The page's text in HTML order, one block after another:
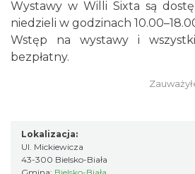
Wystawy w Willi Sixta są
niedzieli w godzinach
Wstęp na wystawy i
bezpłatny.
Lokalizacja:
Ul. Mickiewicza
43-300 Bielsko-Biała